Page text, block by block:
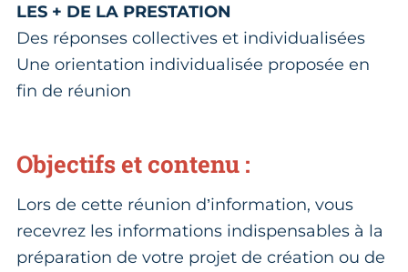
LES + DE LA PRESTATION
Des réponses collectives et individualisées
Une orientation individualisée proposée en
fin de réunion
Objectifs et contenu :
Lors de cette réunion d’information, vous
recevrez les informations indispensables à la
préparation de votre projet de création ou de